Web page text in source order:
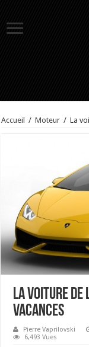
Accueil / Moteur / La
La voiture
vacances
Pierre Vaprilovski
6,493 Vues